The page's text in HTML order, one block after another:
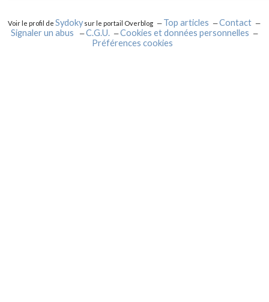
Voir le profil deSydokysur le portail Overblog Top articles
Contact
Signaler un abus
C.G.U.
Cookies et données personnelles
Préférences cookies